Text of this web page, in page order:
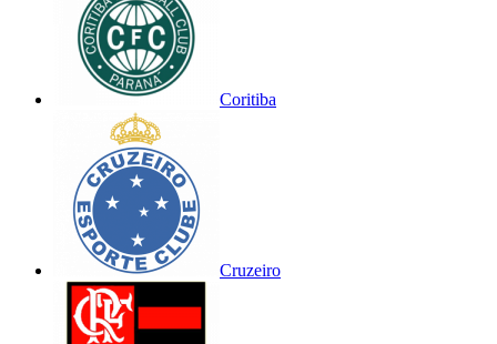
Coritiba
Cruzeiro